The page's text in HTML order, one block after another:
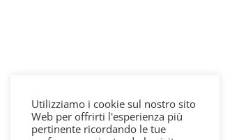
Utilizziamo i cookie sul nostro sito
Web per offrirti l'esperienza più
pertinente ricordando le tue